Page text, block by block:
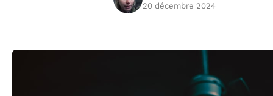
20 décembre 2024